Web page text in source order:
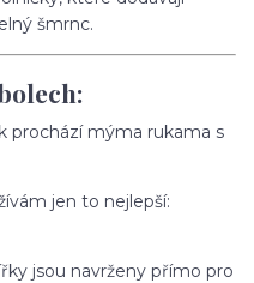
šmrnc.
prochází mýma rukama s
jen to nejlepší:
jsou navrženy přímo pro